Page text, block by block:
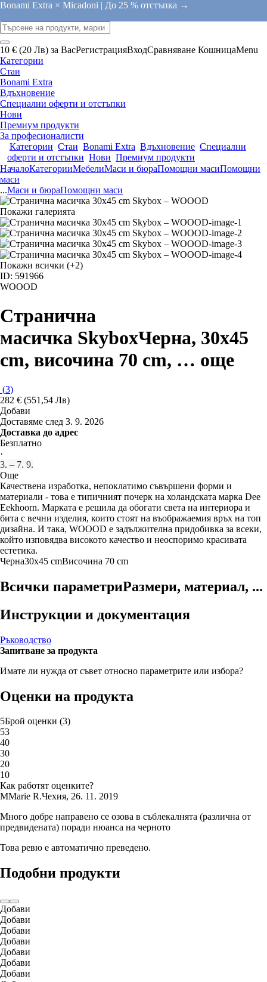
Bonami Extra × Micadoni | До 25 % отстъпка →
10 € (20 Лв) за ВасРегистрацияВходСравняване КошницаMenu
Категории
Стаи
Bonami Extra
Вдъхновение
Специални оферти и отстъпки
Нови
Премиум продукти
За професионалисти
Категории Стаи Bonami Extra Вдъхновение Специални
оферти и отстъпки Нови Премиум продукти
НачалоКатегорииМебелиМаси и бюраПомощни масиПомощни
маси
...Маси и бюраПомощни маси
Покажи галерията
Покажи всички (+2)
ID: 591966
WOOOD
Странична
масичка SkyboxЧерна, 30x45
cm, височина 70 cm, … още
(3)
282 € (551,54 Лв)
Добави
Доставяме след 3. 9. 2026
Доставка до адрес
Безплатно
·
3. – 7. 9.
Още
Качествена изработка, непоклатимо съвършени форми и
материали - това е типичният почерк на холандската марка Dee
Eekhoorn. Марката е решила да обогати света на интериора и
бита с вечни изделия, които стоят на въображаемия връх на топ
дизайна. И така, WOOOD е задължителна придобивка за всеки,
който изповядва високото качество и неоспоримо красивата
естетика.
Черна30x45 cmВисочина 70 cm
Всички параметриРазмери, материал, ...
Инструкции и документация
Ръководство
Запитване за продукта
Имате ли нужда от съвет относно параметрите или избора?
Оценки на продукта
5Брой оценки (3)
53
40
30
20
10
Как работят оценките?
MMarie R.Чехия, 26. 11. 2019
Много добре направено се озова в съблекалнята (различна от
предвидената) поради нюанса на черното
Това ревю е автоматично преведено.
Подобни продукти
Добави
Добави
Добави
Добави
Добави
Добави
Добави